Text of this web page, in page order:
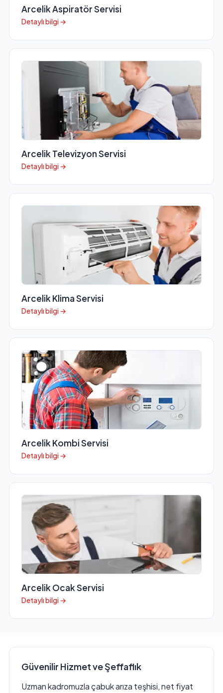
Arcelik Aspiratör Servisi
Detaylı bilgi →
Arcelik Televizyon Servisi
Detaylı bilgi →
Arcelik Klima Servisi
Detaylı bilgi →
Arcelik Kombi Servisi
Detaylı bilgi →
Arcelik Ocak Servisi
Detaylı bilgi →
Güvenilir Hizmet ve Şeffaflık
Uzman kadromuzla çabuk arıza teşhisi, net fiyat